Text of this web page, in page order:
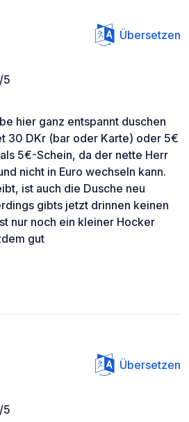
Übersetzen
5
hier ganz entspannt duschen
30 DKr (bar oder Karte) oder 5€
5€-Schein, da der nette Herr
nicht in Euro wechseln kann.
ist auch die Dusche neu
gibts jetzt drinnen keinen
nur noch ein kleiner Hocker
gut
Übersetzen
5